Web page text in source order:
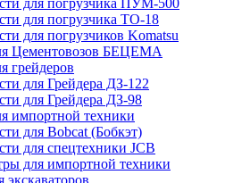
для погрузчика ПУМ-500
для погрузчика ТО-18
для погрузчиков Komatsu
Цементовозов БЕЦЕМА
грейдеров
для Грейдера ДЗ-122
для Грейдера ДЗ-98
импортной техники
для Bobcat (Бобкэт)
для спецтехники JCB
для импортной техники
экскаваторов